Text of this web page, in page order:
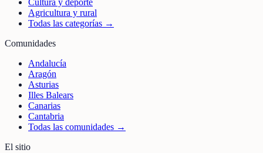
Cultura y deporte
Agricultura y rural
Todas las categorías →
Comunidades
Andalucía
Aragón
Asturias
Illes Balears
Canarias
Cantabria
Todas las comunidades →
El sitio